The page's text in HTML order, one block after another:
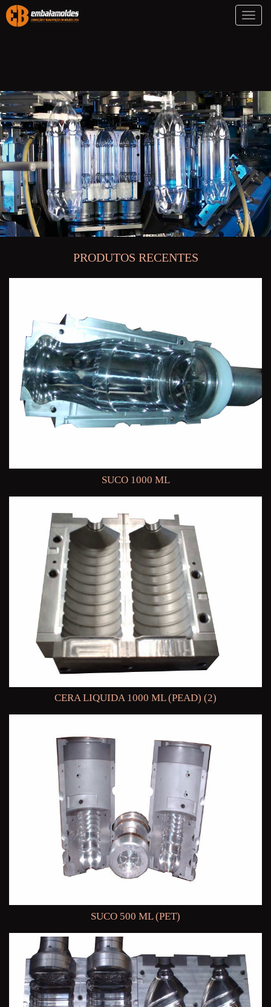
Toggle
PRODUTOS RECENTES
SUCO 1000 ML
CERA LIQUIDA 1000 ML (PEAD) (2)
SUCO 500 ML (PET)